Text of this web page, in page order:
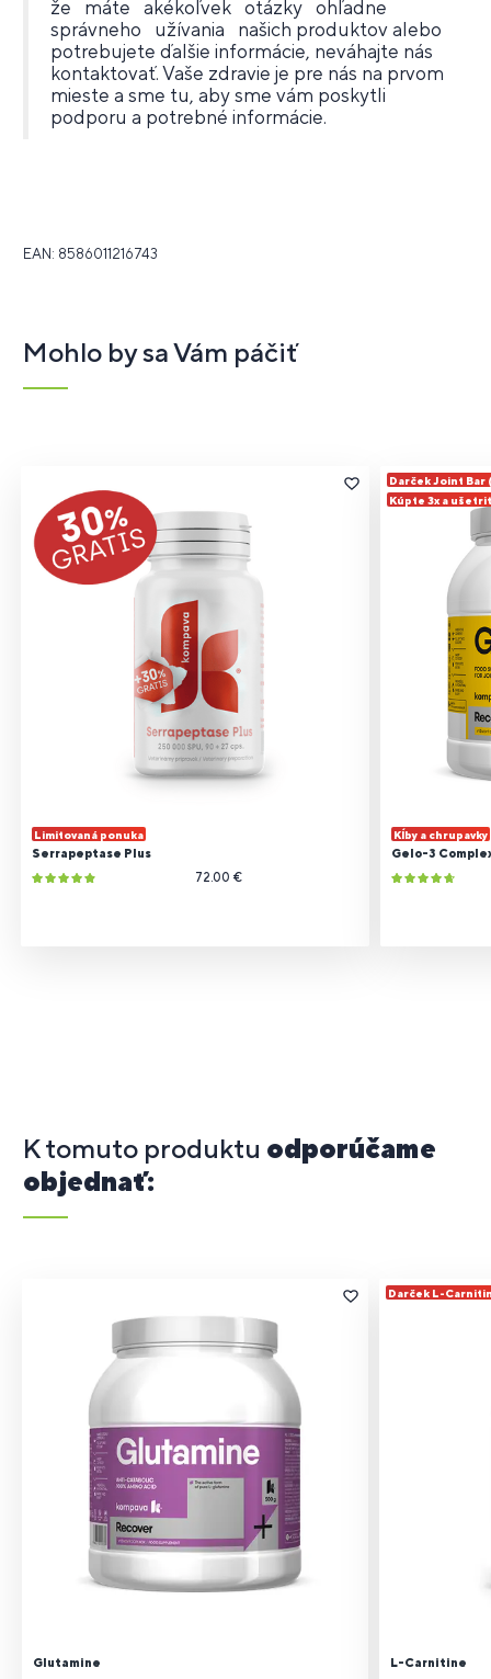
že máte akékoľvek otázky ohľadne
správneho užívania našich produktov alebo
potrebujete ďalšie informácie, neváhajte nás
kontaktovať. Vaše zdravie je pre nás na prvom
mieste a sme tu, aby sme vám poskytli
podporu a potrebné informácie.
EAN: 8586011216743
Mohlo by sa Vám páčiť
Limitovaná ponuka
Serrapeptase Plus
72.00 €
Darček Joint Bar
Kúpte 3x a
Kĺby a chrupavky
Gelo-3
K tomuto produktu odporúčame
objednať:
Glutamine
Darček L-
L-Carnitine